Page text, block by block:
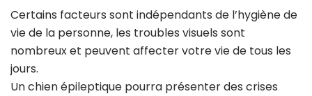
Certains facteurs sont indépendants de l’hygiène de
vie de la personne, les troubles visuels sont
nombreux et peuvent affecter votre vie de tous les
jours.
Un chien épileptique pourra présenter des crises